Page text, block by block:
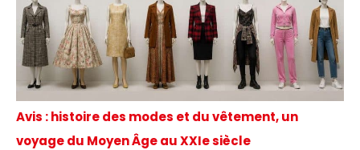
Avis : histoire des modes et du vêtement, un
voyage du Moyen Âge au XXIe siècle